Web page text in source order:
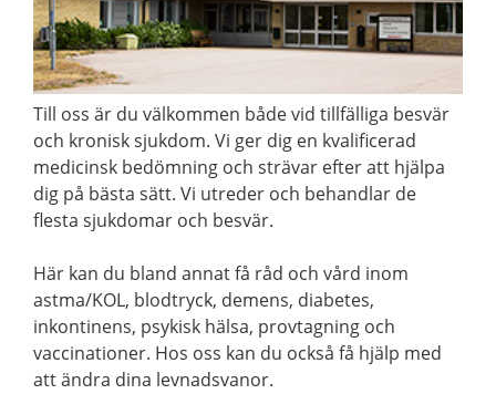
Till oss är du välkommen både vid tillfälliga besvär
och kronisk sjukdom. Vi ger dig en kvalificerad
medicinsk bedömning och strävar efter att hjälpa
dig på bästa sätt. Vi utreder och behandlar de
flesta sjukdomar och besvär.
Här kan du bland annat få råd och vård inom
astma/KOL, blodtryck, demens, diabetes,
inkontinens, psykisk hälsa, provtagning och
vaccinationer. Hos oss kan du också få hjälp med
att ändra dina levnadsvanor.